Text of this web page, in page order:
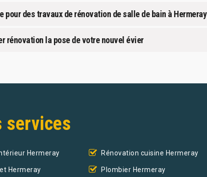
pour des travaux de rénovation de salle de bain à Hermeray
rénovation la pose de votre nouvel évier
services
Hermeray
Hermeray
Rénovation cuisine Hermeray
Plombier Hermeray